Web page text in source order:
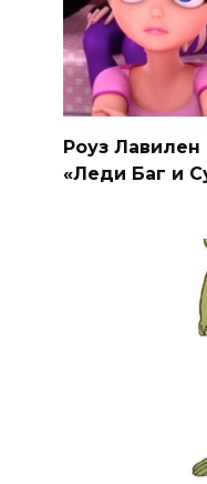
Роуз Лавилен
«Леди Баг и